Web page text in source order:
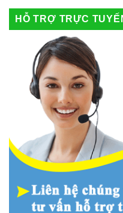
HỖ TRỢ TRỰC